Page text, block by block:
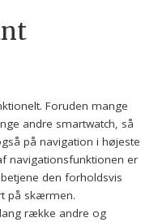
Foruden mange
andre smartwatch, så
på navigation i højeste
navigationsfunktionen er
den forholdsvis
på skærmen.
række andre og